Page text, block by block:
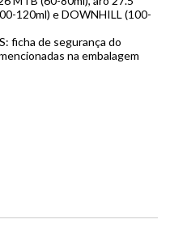
120ml) e DOWNHILL (100-
ficha de segurança do
na embalagem